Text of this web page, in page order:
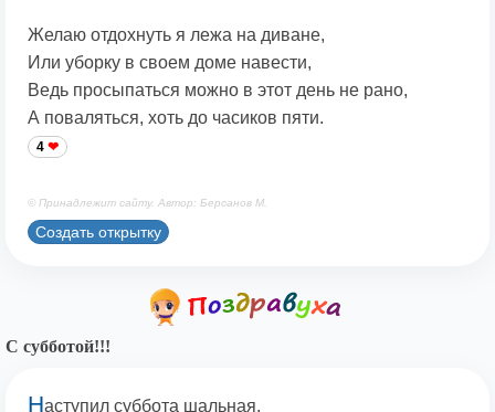
Желаю отдохнуть я лежа на диване,
Или уборку в своем доме навести,
Ведь просыпаться можно в этот день не рано,
А поваляться, хоть до часиков пяти.
4
© Принадлежит сайту. Автор: Берсанов М.
Создать открытку
С субботой!!!
Наступил суббота шальная,